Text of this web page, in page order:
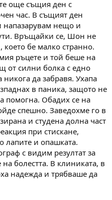
още същия ден с
час. В същият ден
напазарувам нещо и
Връщайки се, Шон не
бе малко странно.
ръцете и той беше на
от силни болка с едно
да забравя. Ухапа
в паника, защото не
помогна. Обадих се на
спешно. Заведохме го в
и студена долна част
при стискане,
лапите и опашката.
с видим резултат за
болестта. В клиниката, в
надежда и трябваше да